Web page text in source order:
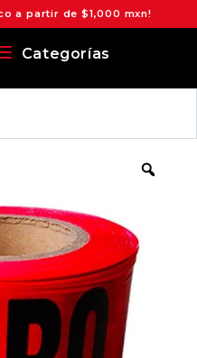
a partir de $1,000 mxn!
Categorías